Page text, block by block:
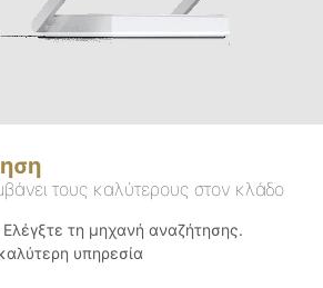
τους καλύτερους στον κλάδο
τη μηχανή αναζήτησης.
υπηρεσία